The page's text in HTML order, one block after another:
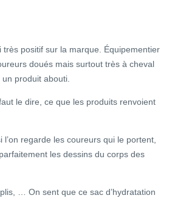
positif sur la marque. Équipementier
doués mais surtout très à cheval
un produit abouti.
le dire, ce que les produits renvoient
regarde les coureurs qui le portent,
les dessins du corps des
… On sent que ce sac d’hydratation